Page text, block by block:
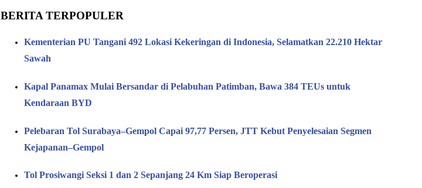
BERITA TERPOPULER
Kementerian PU Tangani 492 Lokasi Kekeringan di Indonesia, Selamatkan 22.210 Hektar
Sawah
Kapal Panamax Mulai Bersandar di Pelabuhan Patimban, Bawa 384 TEUs untuk
Kendaraan BYD
Pelebaran Tol Surabaya–Gempol Capai 97,77 Persen, JTT Kebut Penyelesaian Segmen
Kejapanan–Gempol
Tol Prosiwangi Seksi 1 dan 2 Sepanjang 24 Km Siap Beroperasi